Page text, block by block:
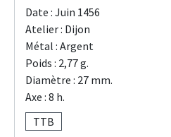
Date : Juin 1456
Atelier : Dijon
Métal : Argent
Poids : 2,77 g.
Diamètre : 27 mm.
Axe : 8 h.
TTB